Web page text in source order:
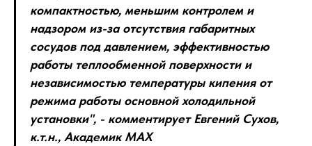
компактностью, меньшим контролем и
надзором из-за отсутствия габаритных
сосудов под давлением, эффективностью
работы теплообменной поверхности и
независимостью температуры кипения от
режима работы основной холодильной
установки", - комментирует Евгений Сухов,
к.т.н., Академик МАХ